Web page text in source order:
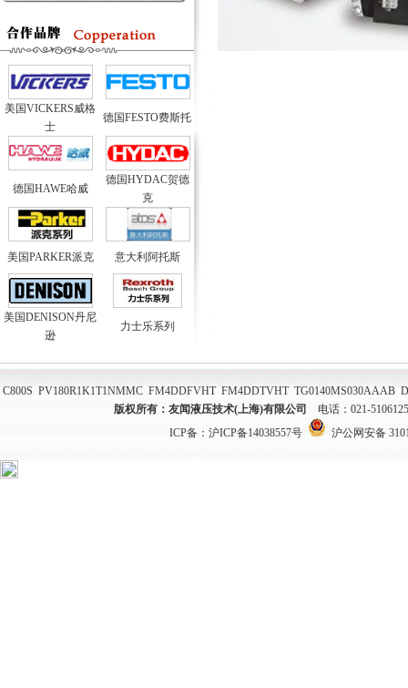
美国VICKERS威格
士
德国FESTO费斯托
德国HAWE哈威
德国HYDAC贺德
克
美国PARKER派克 意大利阿托斯
美国DENISON丹尼
逊
力士乐系列
C800S PV180R1K1T1NMMC FM4DDFVHT FM4DDTVHT TG0140MS030AAAB
版权所有：友闻液压技术(上海)有限公司
电话：021-
ICP备： 沪ICP备14038557号 沪公网安备